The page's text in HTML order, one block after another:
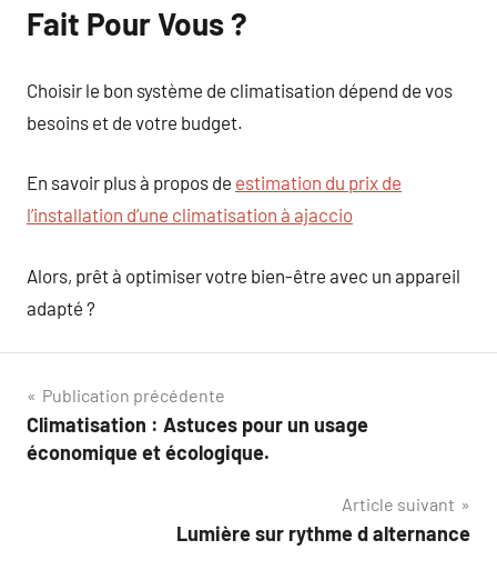
Fait Pour Vous ?
Choisir le bon système de climatisation dépend de vos
besoins et de votre budget.
En savoir plus à propos de estimation du prix de
l’installation d’une climatisation à ajaccio
Alors, prêt à optimiser votre bien-être avec un appareil
adapté ?
Navigation
de
Publication précédente
Climatisation : Astuces pour un usage
économique et écologique.
Article suivant
Lumière sur rythme d alternance